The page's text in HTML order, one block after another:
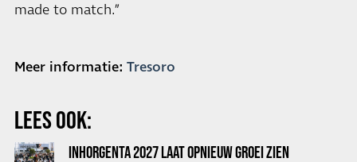
made to match.”
Meer informatie: Tresoro
LEES OOK:
INHORGENTA 2027 LAAT OPNIEUW GROEI ZIEN